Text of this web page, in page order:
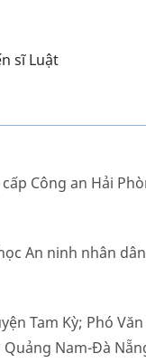
sĩ Luật
Công an Hải
An ninh nhân dân
Tam Kỳ; Phó
Nam-Đà